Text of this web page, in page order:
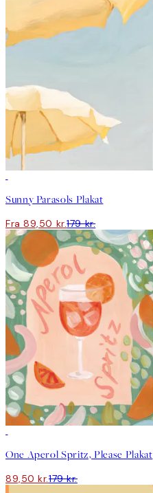
Sunny Parasols Plakat
Fra 89,50 kr.179 kr.
One Aperol Spritz, Please Plakat
89,50 kr.179 kr.